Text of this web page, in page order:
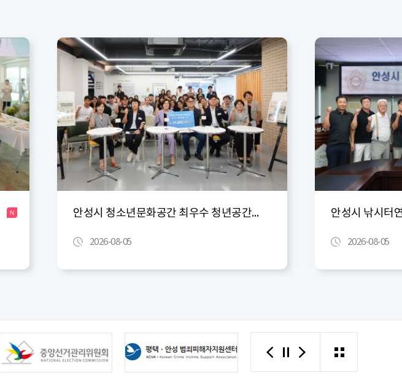
N 안성시 청소년문화공간 최우수 청년공간 선정 현판 제막
2026-08-05
안성시 낚시터
2026-08-05